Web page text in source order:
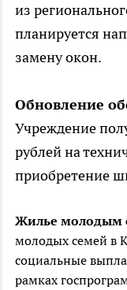
из
планируется
замену окон.
Обновление
Учреждение
рублей на
приобретение
Жилье молодым
молодых семей в
социальные
рамках